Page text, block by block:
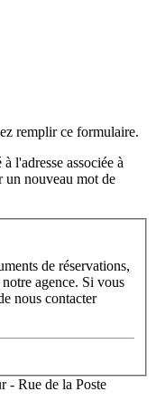
remplir ce formulaire.
l'adresse associée à
un nouveau mot de
de réservations,
agence. Si vous
nous contacter
- Rue de la Poste